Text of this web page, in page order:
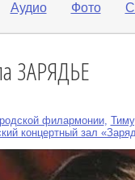
Аудио Фото
ЗАРЯДЬЕ
филармонии,
концертный зал